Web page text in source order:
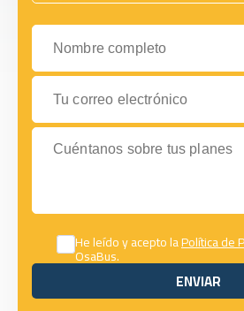
Nombre completo
Tu correo electrónico
Cuéntanos sobre tus planes
He leído y acepto laPolítica de
OsaBus.
ENVIAR
ENVIAR